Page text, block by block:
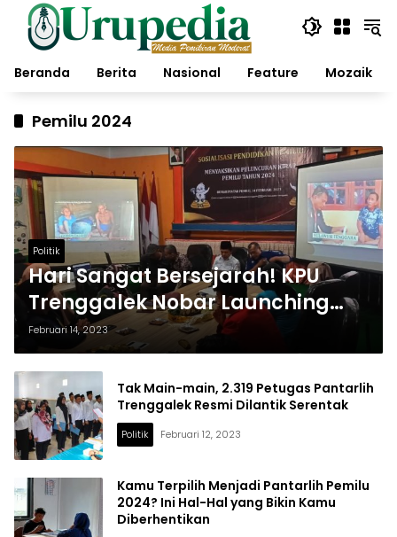
Langsung
konten
Beranda
Berita Nasional Feature Mozaik
Pemilu 2024
Politik
Hari Sangat Bersejarah! KPU
Trenggalek Nobar Launching
Kirab Pemilu 2024
Februari 14, 2023
Tak Main-main, 2.319 Petugas Pantarlih
Trenggalek Resmi Dilantik Serentak
Politik Februari 12, 2023
Kamu Terpilih Menjadi Pantarlih Pemilu
2024? Ini Hal-Hal yang Bikin Kamu
Diberhentikan